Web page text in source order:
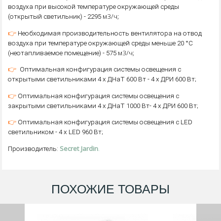
воздуха при высокой температуре окружающей среды
(открытый светильник) - 2295 м3/ч;
👉 Необходимая производительность вентилятора на отвод
воздуха при температуре окружающей среды меньше 20 °C
(неотапливаемое помещение) - 575 м3/ч;
👉 Оптимальная конфигурация системы освещения c
открытыми светильниками 4 х ДНаТ 600 Вт - 4 х ДРИ 600 Вт;
👉 Оптимальная конфигурация системы освещения c
закрытыми светильниками 4 х ДНаТ 1000 Вт- 4 х ДРИ 600 Вт;
👉 Оптимальная конфигурация системы освещения c LED
светильником - 4 x LED 960 Вт;
Производитель: Secret Jardin.
ПОХОЖИЕ ТОВАРЫ